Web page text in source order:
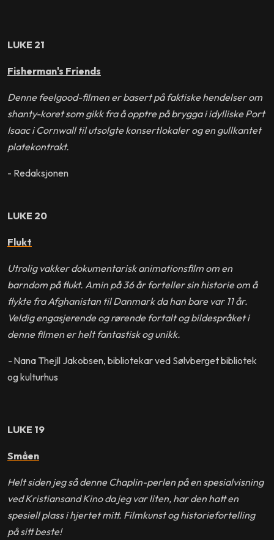
LUKE 21
Fisherman's Friends
Denne feelgood-filmen er basert på faktiske hendelser om
shanty-koret som gikk fra å opptre på brygga i idylliske Port
Isaac i Cornwall til utsolgte konsertlokaler og en gullkantet
platekontrakt.
- Redaksjonen
LUKE 20
Flukt
Utrolig vakker dokumentarisk animationsfilm om en
barndom på flukt. Amin på 36 år forteller sin historie om å
flykte fra Afghanistan til Danmark da han bare var 11 år.
Veldig engasjerende og rørende fortalt og bildespråket i
denne filmen er helt fantastisk og unikk.
-Nana Thejll Jakobsen, bibliotekar ved Sølvberget bibliotek
og kulturhus
LUKE 19
Småen
Helt siden jeg så denne Chaplin-perlen på en spesialvisning
ved Kristiansand Kino da jeg var liten, har den hatt en
spesiell plass i hjertet mitt. Filmkunst og historiefortelling
på sitt beste!